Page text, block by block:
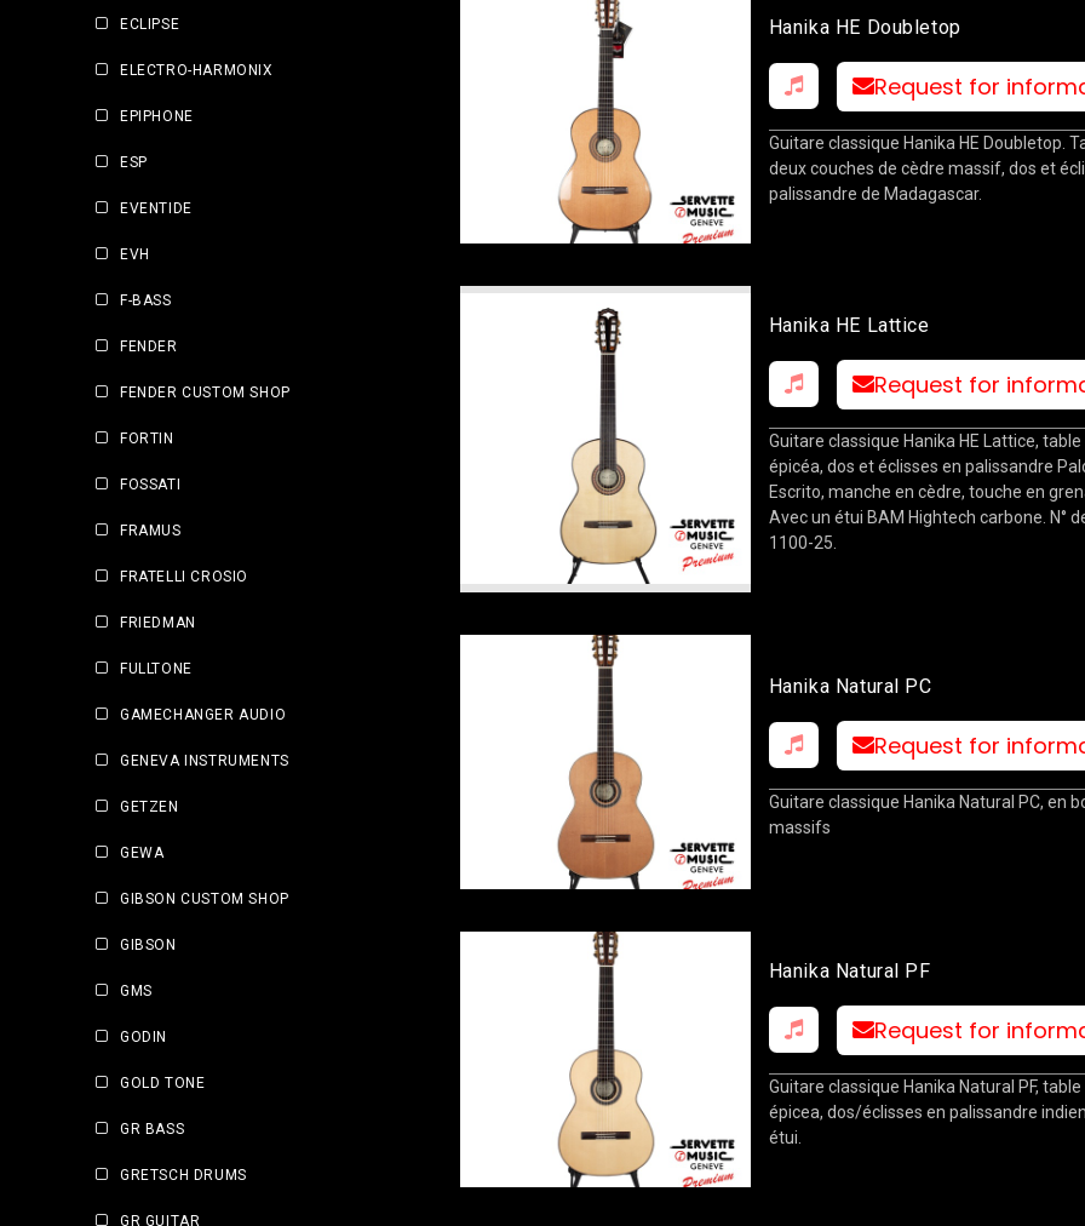
ECLIPSE
ELECTRO-HARMONIX
EPIPHONE
ESP
EVENTIDE
EVH
F-BASS
FENDER
FENDER CUSTOM SHOP
FORTIN
FOSSATI
FRAMUS
FRATELLI CROSIO
FRIEDMAN
FULLTONE
GAMECHANGER AUDIO
GENEVA INSTRUMENTS
GETZEN
GEWA
GIBSON CUSTOM SHOP
GIBSON
GMS
GODIN
GOLD TONE
GR BASS
GRETSCH DRUMS
GR GUITAR
Hanika HE Doubletop
Request for
Guitare classique Hanika HE Doubletop.
deux couches de cèdre massif, dos et
palissandre de Madagascar.
Hanika HE Lattice
Request for
Guitare classique Hanika HE Lattice, table
épicéa, dos et éclisses en palissandre
Escrito, manche en cèdre, touche en
Avec un étui BAM Hightech carbone. N°
1100-25.
Hanika Natural PC
Request for
Guitare classique Hanika Natural PC, en
massifs
Hanika Natural PF
Request for
Guitare classique Hanika Natural PF, table
épicea, dos/éclisses en palissandre
étui.